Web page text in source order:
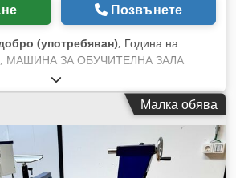
Позвънете
(употребяван), Година на
, МАШИНА ЗА ОБУЧИТЕЛНА ЗАЛА
струг за дърво Hager HDG 250 с
250 mm. Машината е била
курсове по дърводелство в нашия
много добро състояние и е
от нашия професионален екип.
данни: Dcodpfsrtqi Iox Al
Малка обява